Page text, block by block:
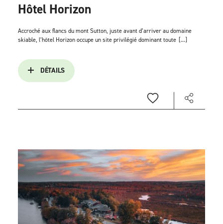
Hôtel Horizon
Accroché aux flancs du mont Sutton, juste avant d’arriver au domaine
skiable, l’hôtel Horizon occupe un site privilégié dominant toute [...]
DÉTAILS